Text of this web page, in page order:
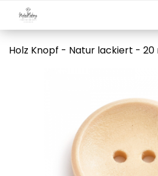
Holz Knopf - Natur lackiert -